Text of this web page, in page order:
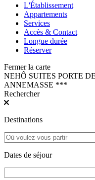
L'Établissement
Appartements
Services
Accès & Contact
Longue durée
Réserver
Fermer la carte
NEHÔ SUITES PORTE
ANNEMASSE ***
Rechercher
Destinations
Dates de séjour